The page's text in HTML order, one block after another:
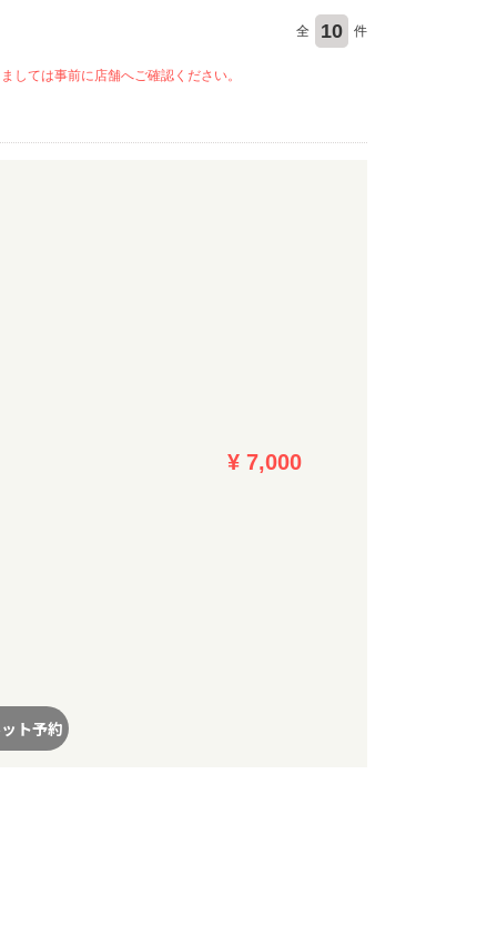
全 10 件
しては事前に店舗へご確認ください。
¥ 7,000
ト予約